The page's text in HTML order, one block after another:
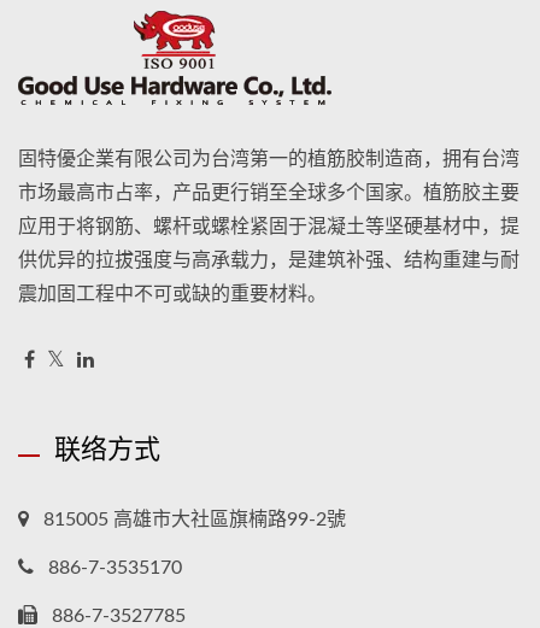
固特優企業有限公司为台湾第一的植筋胶制造商，拥有台湾
市场最高市占率，产品更行销至全球多个国家。植筋胶主要
应用于将钢筋、螺杆或螺栓紧固于混凝土等坚硬基材中，提
供优异的拉拔强度与高承载力，是建筑补强、结构重建与耐
震加固工程中不可或缺的重要材料。
联络方式
815005 高雄市大社區旗楠路99-2號
886-7-3535170
886-7-3527785